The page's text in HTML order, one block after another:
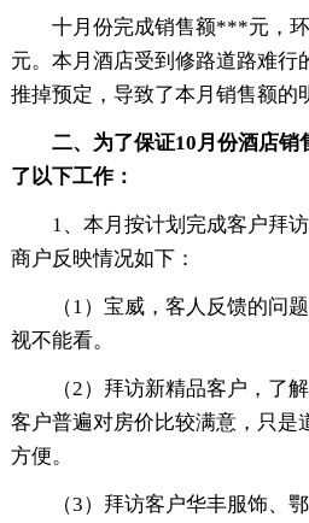
十月份完成销售额***元，
元。本月酒店受到修路道路难行
推掉预定，导致了本月销售额的
二、为了保证10月份酒店销
了以下工作：
1、本月按计划完成客户拜
商户反映情况如下：
（1）宝威，客人反馈的问
视不能看。
（2）拜访新精品客户，了
客户普遍对房价比较满意，只是
方便。
（3）拜访客户华丰服饰、